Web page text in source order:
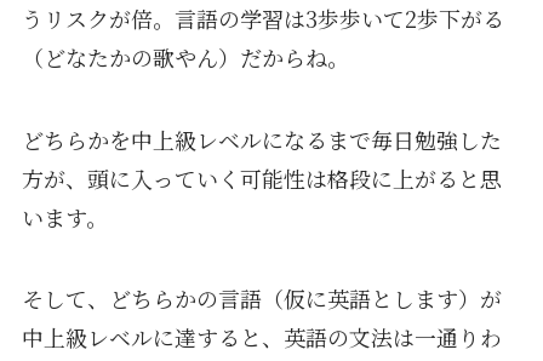
うリスクが倍。言語の学習は3歩歩いて2歩下がる
（どなたかの歌やん）だからね。
どちらかを中上級レベルになるまで毎日勉強した
方が、頭に入っていく可能性は格段に上がると思
います。
そして、どちらかの言語（仮に英語とします）が
中上級レベルに達すると、英語の文法は一通りわ